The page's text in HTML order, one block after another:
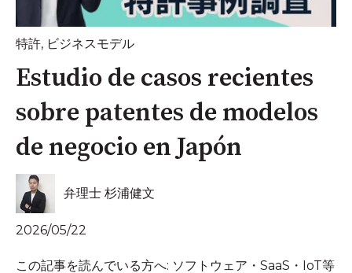
特許, ビジネスモデル
Estudio de casos recientes
sobre patentes de modelos
de negocio en Japón
弁理士 杉浦健文
2026/05/22
この記事を読んでいる方へ: ソフトウェア・SaaS・IoT等